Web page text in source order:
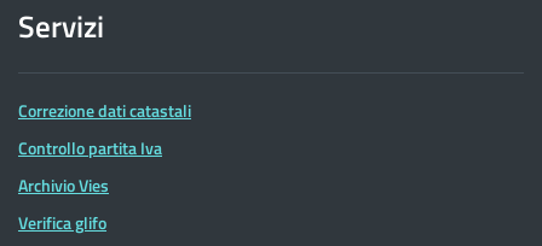
Servizi
Correzione dati catastali
Controllo partita Iva
Archivio Vies
Verifica glifo